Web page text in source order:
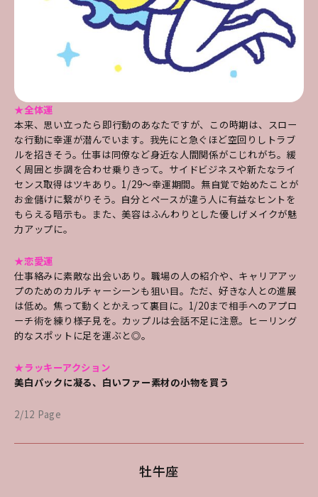
★全体運
本来、思い立ったら即行動のあなたですが、この時期は、スロー
な行動に幸運が潜んでいます。我先にと急ぐほど空回りしトラブ
ルを招きそう。仕事は同僚など身近な人間関係がこじれがち。緩
く周囲と歩調を合わせ乗りきって。サイドビジネスや新たなライ
センス取得はツキあり。1/29～幸運期間。無自覚で始めたことが
お金儲けに繋がりそう。自分とペースが違う人に有益なヒントを
もらえる暗示も。また、美容はふんわりとした優しげメイクが魅
力アップに。
★恋愛運
仕事絡みに素敵な出会いあり。職場の人の紹介や、キャリアアッ
プのためのカルチャーシーンも狙い目。ただ、好きな人との進展
は低め。焦って動くとかえって裏目に。1/20まで相手へのアプロ
ーチ術を練り様子見を。カップルは会話不足に注意。ヒーリング
的なスポットに足を運ぶと◎。
★ラッキーアクション
美白パックに凝る、白いファー素材の小物を買う
2/12 Page
牡牛座